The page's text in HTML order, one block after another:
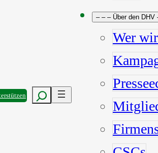
Suchen
– – – Über den DHV
Wer